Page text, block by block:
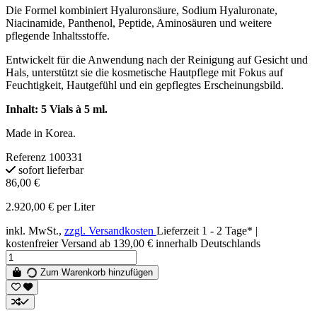
Die Formel kombiniert Hyaluronsäure, Sodium Hyaluronate,
Niacinamide, Panthenol, Peptide, Aminosäuren und weitere
pflegende Inhaltsstoffe.
Entwickelt für die Anwendung nach der Reinigung auf Gesicht und
Hals, unterstützt sie die kosmetische Hautpflege mit Fokus auf
Feuchtigkeit, Hautgefühl und ein gepflegtes Erscheinungsbild.
Inhalt: 5 Vials à 5 ml.
Made in Korea.
Referenz 100331
sofort lieferbar
86,00 €
2.920,00 € per Liter
inkl. MwSt., zzgl. Versandkosten Lieferzeit 1 - 2 Tage* |
kostenfreier Versand ab 139,00 € innerhalb Deutschlands
Zum Warenkorb hinzufügen